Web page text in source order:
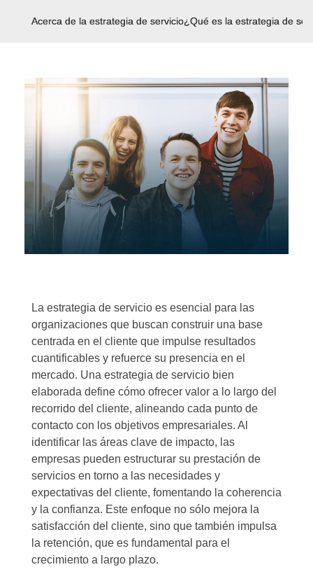
Acerca de la estrategia de servicio¿Qué es la estrategia de
La estrategia de servicio es esencial para las
organizaciones que buscan construir una base
centrada en el cliente que impulse resultados
cuantificables y refuerce su presencia en el
mercado. Una estrategia de servicio bien
elaborada define cómo ofrecer valor a lo largo del
recorrido del cliente, alineando cada punto de
contacto con los objetivos empresariales. Al
identificar las áreas clave de impacto, las
empresas pueden estructurar su prestación de
servicios en torno a las necesidades y
expectativas del cliente, fomentando la coherencia
y la confianza. Este enfoque no sólo mejora la
satisfacción del cliente, sino que también impulsa
la retención, que es fundamental para el
crecimiento a largo plazo.